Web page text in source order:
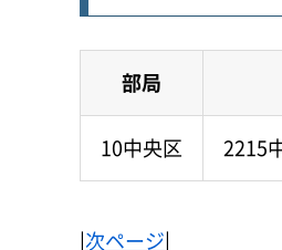
部局
10中央区 2215
|次ページ|